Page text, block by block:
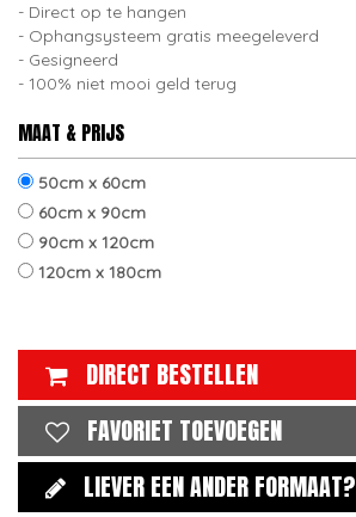
Direct op te hangen
Ophangsysteem gratis meegeleverd
Gesigneerd
100% niet mooi geld terug
MAAT & PRIJS
50cm x 60cm
60cm x 90cm
90cm x 120cm
120cm x 180cm
DIRECT BESTELLEN
FAVORIET TOEVOEGEN
LIEVER EEN ANDER FORMAAT?